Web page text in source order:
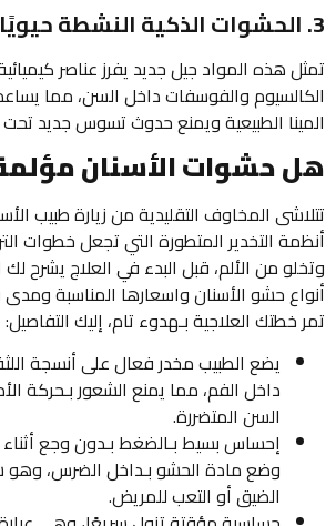
3. الحشوات الذكية النشطة حيويًا
تمثل هذه المواد جيل جديد يفرز عناصر
الكالسيوم والفوسفات داخل السن، مما
المينا الطبيعية ويمنع حدوث تسوس جديد
هل حشوات الأسنان
تتلاشى المخاوف التقليدية من زيارة طبيب
أنظمة التخدير المتطورة التي تجعل خطوات
وتخلو من الألم، قبل البدء في العلاج يشرح
أنواع حشو الأسنان واسعارها المناسبة
تمر خطتك العلاجية بـهدوء تام، إليك التفاصيل:
يضع الطبيب مخدر فعال على أنسجة
داخل الفم، مما يمنع الشعور بـحركة
السن المتضررة.
إحساس بسيط بـالضغط بـدون وجع
وضع مادة الحشو بـداخل الضرس، وهو
الضيق أو التعب للمريض.